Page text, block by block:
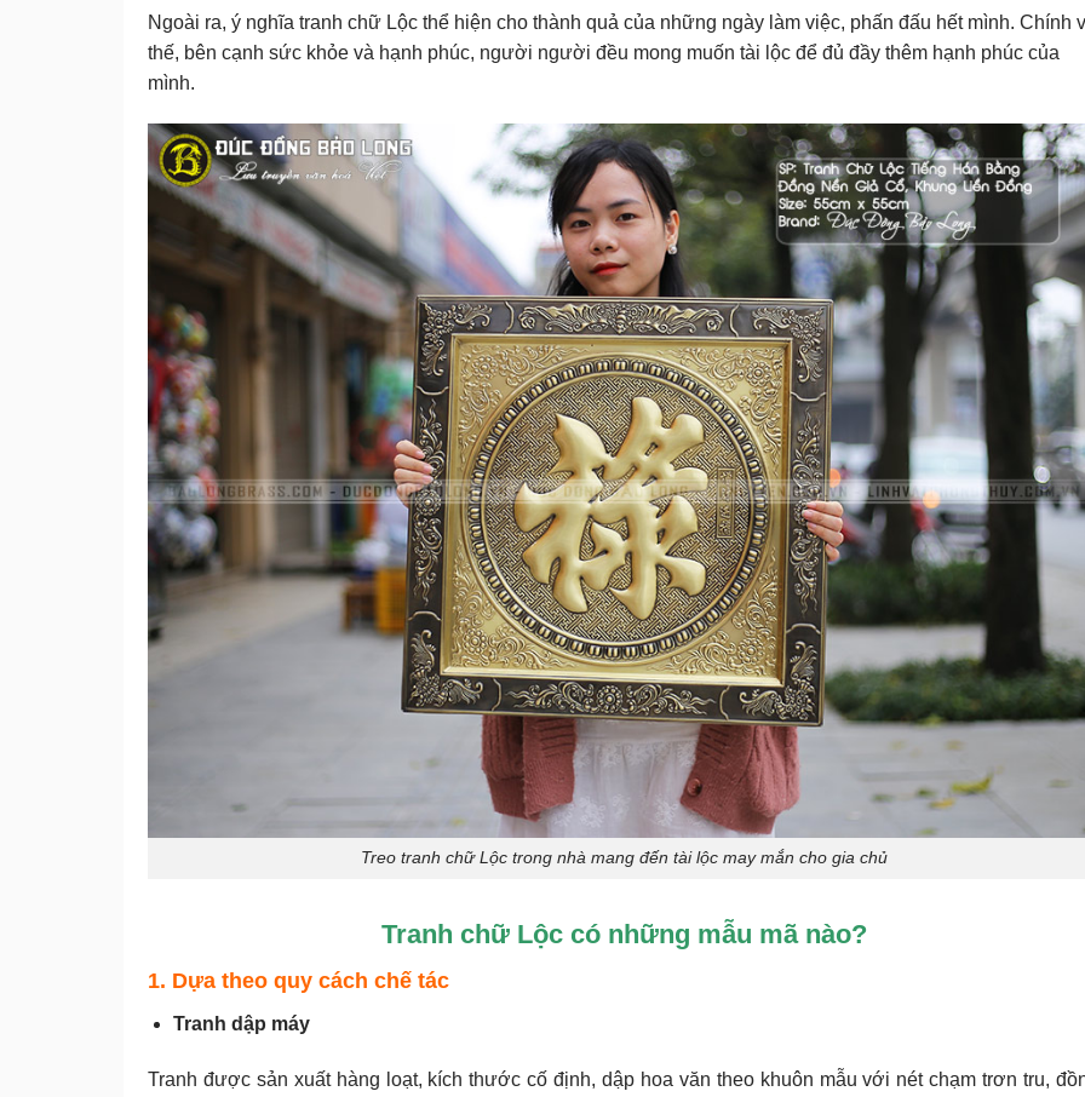
Ngoài ra, ý nghĩa tranh chữ Lộc thể hiện cho thành quả của những ngày làm việc, phấn đấu hết mình. Chính
thế, bên cạnh sức khỏe và hạnh phúc, người người đều mong muốn tài lộc để đủ đầy thêm hạnh phúc của
mình.
Treo tranh chữ Lộc trong nhà mang đến tài lộc may mắn cho gia chủ
Tranh chữ Lộc có những mẫu mã nào?
1. Dựa theo quy cách chế tác
Tranh dập máy
Tranh được sản xuất hàng loạt, kích thước cố định, dập hoa văn theo khuôn mẫu với nét chạm trơn tru,